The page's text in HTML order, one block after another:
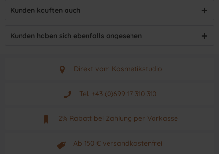
Kunden kauften auch
Kunden haben sich ebenfalls angesehen
Direkt vom Kosmetikstudio
Aus Graz - Österreich
Tel. +43 (0)699 17 310 310
Mo - Fr. von 9 - 17 Uhr
2% Rabatt bei Zahlung per Vorkasse
Neuwertiges & aktuelles Produkt
Ab 150 € versandkostenfrei